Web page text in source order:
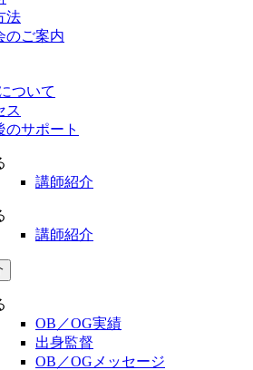
法
のご案内
ついて
ス
のサポート
講師紹介
講師紹介
OB／OG実績
出身監督
OB／OGメッセージ